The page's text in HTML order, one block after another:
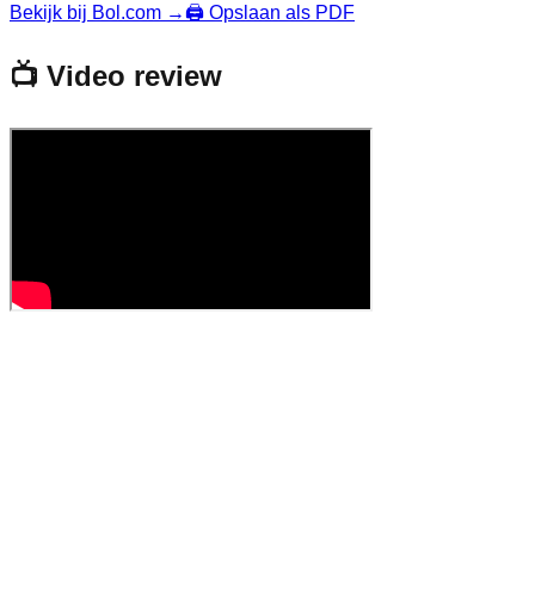
Bekijk bij Bol.com →🖨️ Opslaan als PDF
📺 Video review